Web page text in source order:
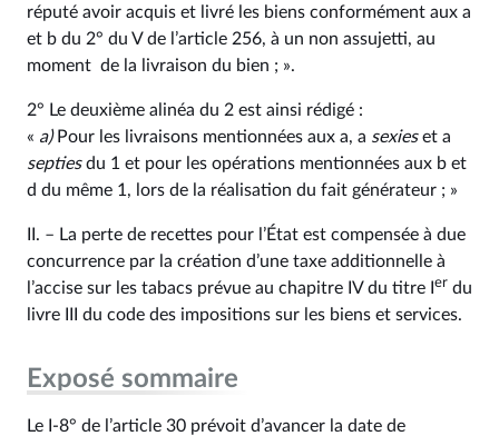
réputé avoir acquis et livré les biens conformément aux a
et b du 2° du V de l’article 256, à un non assujetti, au
moment de la livraison du bien ; ».
2° Le deuxième alinéa du 2 est ainsi rédigé :
« a)Pour les livraisons mentionnées aux a, a sexieset a
septiesdu 1 et pour les opérations mentionnées aux b et
d du même 1, lors de la réalisation du fait générateur ; »
II. – La perte de recettes pour l’État est compensée à due
concurrence par la création d’une taxe additionnelle à
l’accise sur les tabacs prévue au chapitre IV du titre I er du
livre III du code des impositions sur les biens et services.
Exposé sommaire
Le I-8° de l’article 30 prévoit d’avancer la date de